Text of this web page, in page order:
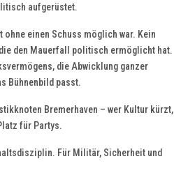
aufgerüstet.
ohne einen Schuss möglich war. Kein
den Mauerfall politisch ermöglicht hat.
die Abwicklung ganzer
Bühnenbild passt.
Bremerhaven – wer Kultur kürzt,
für Partys.
Für Militär, Sicherheit und